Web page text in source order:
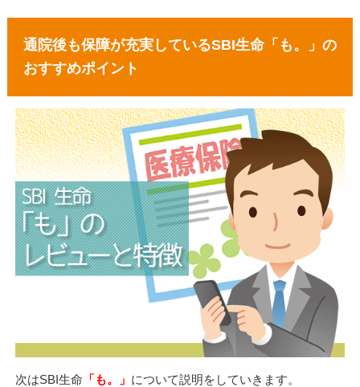
通院後も保障が充実しているSBI生命「も。」の
おすすめポイント
次はSBI生命 「も。」 について説明をしていきます。